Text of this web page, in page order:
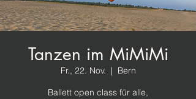
Tanzen im MiMiMi
Fr., 22. Nov.
  |
Bern
Ballett open class für alle,